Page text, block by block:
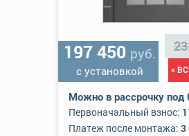
197 450 руб.
с установкой «
Можно в рассрочку под
Первоначальный взнос:
Платеж после монтажа: 3